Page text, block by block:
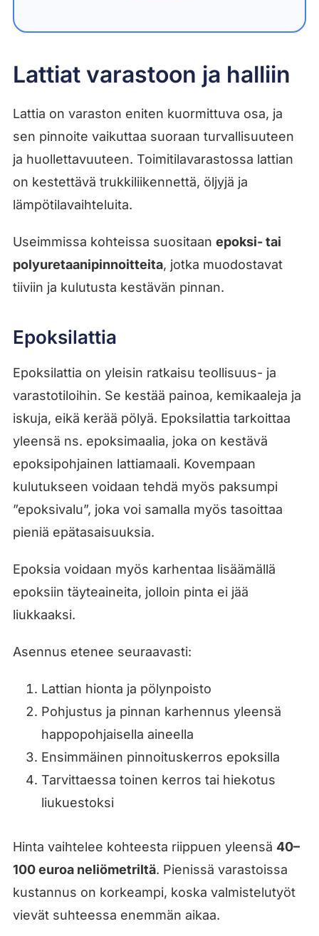
Lattiat varastoon ja halliin
Lattia on varaston eniten kuormittuva osa, ja
sen pinnoite vaikuttaa suoraan turvallisuuteen
ja huollettavuuteen. Toimitilavarastossa lattian
on kestettävä trukkiliikennettä, öljyjä ja
lämpötilavaihteluita.
Useimmissa kohteissa suositaan epoksi- tai
polyuretaanipinnoitteita, jotka muodostavat
tiiviin ja kulutusta kestävän pinnan.
Epoksilattia
Epoksilattia on yleisin ratkaisu teollisuus- ja
varastotiloihin. Se kestää painoa, kemikaaleja ja
iskuja, eikä kerää pölyä. Epoksilattia tarkoittaa
yleensä ns. epoksimaalia, joka on kestävä
epoksipohjainen lattiamaali. Kovempaan
kulutukseen voidaan tehdä myös paksumpi
”epoksivalu”, joka voi samalla myös tasoittaa
pieniä epätasaisuuksia.
Epoksia voidaan myös karhentaa lisäämällä
epoksiin täyteaineita, jolloin pinta ei jää
liukkaaksi.
Asennus etenee seuraavasti:
Lattian hionta ja pölynpoisto
Pohjustus ja pinnan karhennus yleensä
happopohjaisella aineella
Ensimmäinen pinnoituskerros epoksilla
Tarvittaessa toinen kerros tai hiekotus
liukuestoksi
Hinta vaihtelee kohteesta riippuen yleensä 40–
100 euroa neliömetriltä. Pienissä varastoissa
kustannus on korkeampi, koska valmistelutyöt
vievät suhteessa enemmän aikaa.